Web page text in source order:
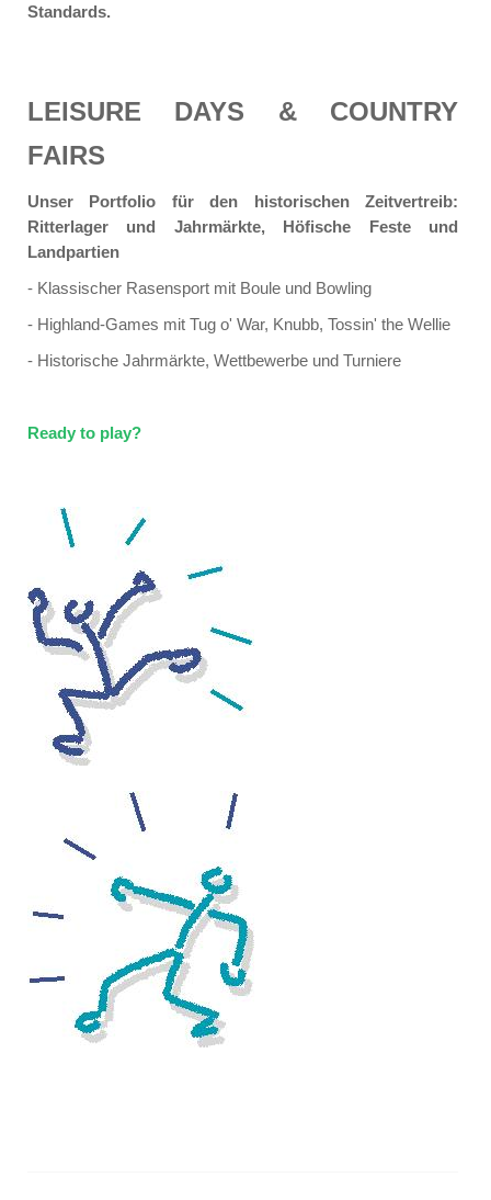
Standards.
LEISURE DAYS & COUNTRY
FAIRS
Unser Portfolio für den historischen Zeitvertreib:
Ritterlager und Jahrmärkte, Höfische Feste und
Landpartien
- Klassischer Rasensport mit Boule und Bowling
- Highland-Games mit Tug o' War, Knubb, Tossin' the Wellie
- Historische Jahrmärkte, Wettbewerbe und Turniere
Ready to play?